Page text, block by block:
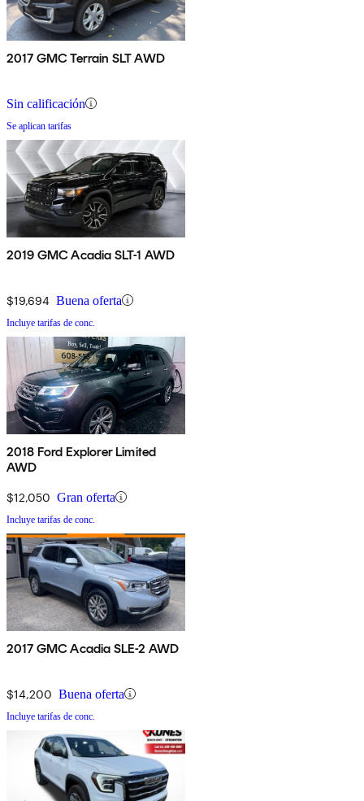
2017 GMC Terrain SLT AWD
Sin calificación
Se aplican tarifas
2019 GMC Acadia SLT-1 AWD
$19,694 Buena oferta
Incluye tarifas de conc.
2018 Ford Explorer Limited
AWD
$12,050 Gran oferta
Incluye tarifas de conc.
2017 GMC Acadia SLE-2 AWD
$14,200 Buena oferta
Incluye tarifas de conc.